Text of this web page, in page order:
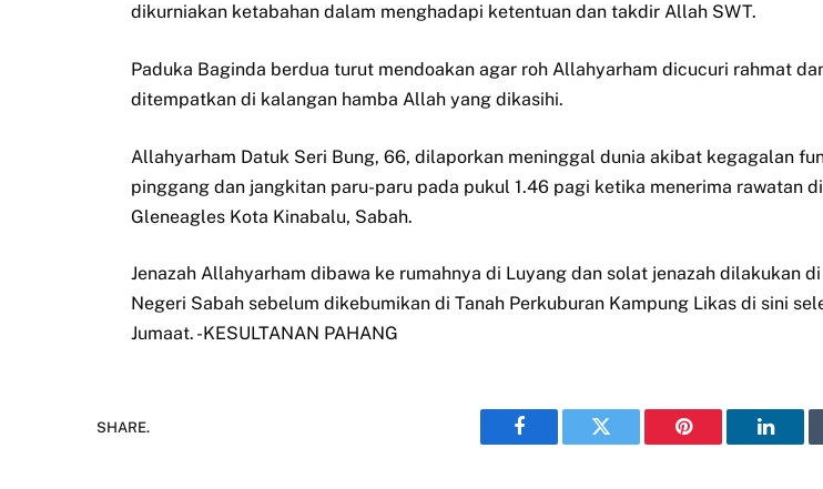
dikurniakan ketabahan dalam menghadapi ketentuan dan takdir Allah SWT.
Paduka Baginda berdua turut mendoakan agar roh Allahyarham dicucuri rahmat
ditempatkan di kalangan hamba Allah yang dikasihi.
Allahyarham Datuk Seri Bung, 66, dilaporkan meninggal dunia akibat kegagalan
pinggang dan jangkitan paru-paru pada pukul 1.46 pagi ketika menerima rawatan
Gleneagles Kota Kinabalu, Sabah.
Jenazah Allahyarham dibawa ke rumahnya di Luyang dan solat jenazah dilakukan
Negeri Sabah sebelum dikebumikan di Tanah Perkuburan Kampung Likas di sini
Jumaat. -KESULTANAN PAHANG
SHARE.
Facebook Twitter Pinterest